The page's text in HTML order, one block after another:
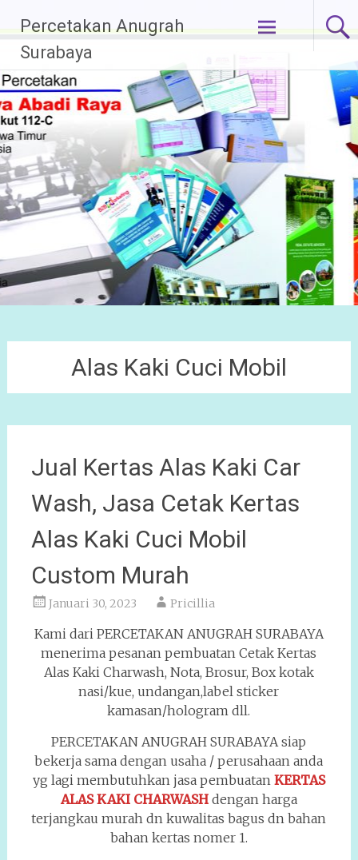
Percetakan Anugrah
Surabaya
Lompat
ke
Alas Kaki Cuci Mobil
Jual Kertas Alas Kaki Car
Wash, Jasa Cetak Kertas
Alas Kaki Cuci Mobil
Custom Murah
Januari 30, 2023 Pricillia
Kami dari PERCETAKAN ANUGRAH SURABAYA
menerima pesanan pembuatan Cetak Kertas
Alas Kaki Charwash, Nota, Brosur, Box kotak
nasi/kue, undangan,label sticker
kamasan/hologram dll.
PERCETAKAN ANUGRAH SURABAYA siap
bekerja sama dengan usaha / perusahaan anda
yg lagi membutuhkan jasa pembuatan KERTAS
ALAS KAKI CHARWASHdengan harga
terjangkau murah dn kuwalitas bagus dn bahan
bahan kertas nomer 1.